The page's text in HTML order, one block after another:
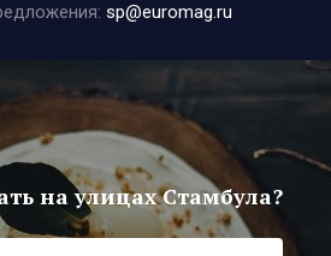
sp@euromag.ru
на улицах Стамбула?